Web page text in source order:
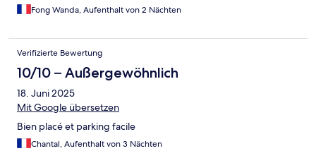
Fong Wanda, Aufenthalt von 2 Nächten
Verifizierte Bewertung
10/10 – Außergewöhnlich
18. Juni 2025
Mit Google übersetzen
Bien placé et parking facile
Chantal, Aufenthalt von 3 Nächten